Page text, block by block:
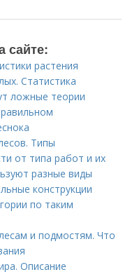
сайте:
растения
Статистика
ложные теории
Типы
от типа работ и их
разные виды
конструкции
по таким
и подмостям. Что
Описание